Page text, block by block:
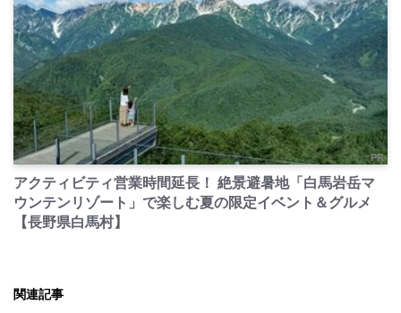
PR
アクティビティ営業時間延長！ 絶景避暑地「白馬岩岳マ
ウンテンリゾート」で楽しむ夏の限定イベント＆グルメ
【長野県白馬村】
関連記事